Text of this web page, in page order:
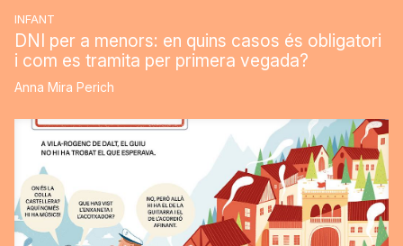
INFANT
DNI per a menors: en quins casos és obligatori
i com es tramita per primera vegada?
Anna Mira Perich